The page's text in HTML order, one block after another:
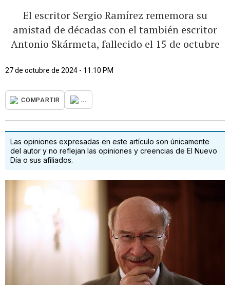
El escritor Sergio Ramírez rememora su
amistad de décadas con el también escritor
Antonio Skármeta, fallecido el 15 de octubre
27 de octubre de 2024 - 11:10 PM
COMPARTIR ...
Las opiniones expresadas en este artículo son únicamente
del autor y no reflejan las opiniones y creencias de El Nuevo
Día o sus afiliados.